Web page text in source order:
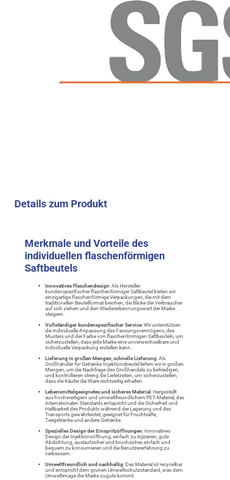
Details zum Produkt
Merkmale und Vorteile des
individuellen flaschenförmigen
Saftbeutels
Innovatives Flaschendesign: Als Hersteller
kundenspezifischer flaschenförmiger Saftbeutel bieten wir
einzigartige flaschenförmige Verpackungen, die mit dem
traditionellen Beutelformat brechen, die Blicke der Verbraucher
auf sich ziehen und den Wiedererkennungswert der Marke
steigern.
Vollständiger kundenspezifischer Service: Wir unterstützen
die individuelle Anpassung des Fassungsvermögens, des
Musters und der Farbe von flaschenförmigen Saftbeuteln, um
sicherzustellen, dass jede Marke eine unverwechselbare und
individuelle Verpackung erstellen kann.
Lieferung in großen Mengen, schnelle Lieferung: Als
Großhändler für Getränke-Injektionsbeutel liefern wir in großen
Mengen, um die Nachfrage des Großhandels zu befriedigen,
und kontrollieren streng die Lieferzeiten, um sicherzustellen,
dass die Käufer die Ware rechtzeitig erhalten.
Lebensmittelgeeignetes und sicheres Material : Hergestellt
aus hochwertigem und umweltfreundlichem PET-Material, das
internationalen Standards entspricht und die Sicherheit und
Haltbarkeit des Produkts während der Lagerung und des
Transports gewährleistet, geeignet für Fruchtsäfte,
Teegetränke und andere Getränke.
Spezielles Design der Einspritzöffnungen: Innovatives
Design der Injektionsöffnung, einfach zu injizieren, gute
Abdichtung, auslaufsicher und bruchsicher, einfach und
bequem zu konsumieren und die Benutzererfahrung zu
verbessern.
Umweltfreundlich und nachhaltig: Das Material ist recycelbar
und entspricht dem grünen Umweltschutzstandard, was dem
Umweltimage der Marke zugute kommt.